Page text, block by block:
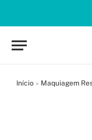
Início » Maquiagem